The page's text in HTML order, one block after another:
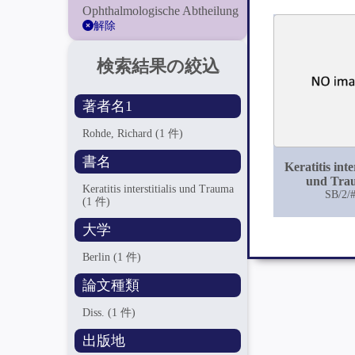
Ophthalmologische Abtheilung
解除
検索結果の絞込
著者名1
Rohde, Richard(1 件)
書名
Keratitis interstitialis und Trauma
(1 件)
大学
Berlin(1 件)
論文種類
Diss.(1 件)
出版地
Keratitis
und
SB/2/#